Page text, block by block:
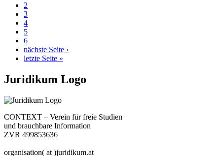
2
3
4
5
6
nächste Seite ›
letzte Seite »
Juridikum Logo
CONTEXT – Verein für freie Studien
und brauchbare Information
ZVR 499853636
organisation( at )juridikum.at